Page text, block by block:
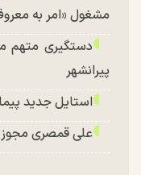
مشغول «امر به
دستگیری متهم
پیرانشهر
استایل جدید
علی قمصری مجوز